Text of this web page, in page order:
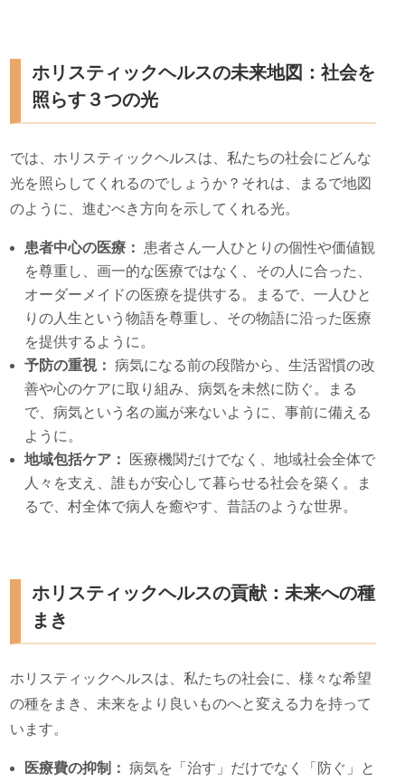
ホリスティックヘルスの未来地図：社会を
照らす３つの光
では、ホリスティックヘルスは、私たちの社会にどんな
光を照らしてくれるのでしょうか？それは、まるで地図
のように、進むべき方向を示してくれる光。
患者中心の医療：
患者さん一人ひとりの個性や価値観
を尊重し、画一的な医療ではなく、その人に合った、
オーダーメイドの医療を提供する。まるで、一人ひと
りの人生という物語を尊重し、その物語に沿った医療
を提供するように。
予防の重視： 病気になる前の段階から、生活習慣の改
善や心のケアに取り組み、病気を未然に防ぐ。まる
で、病気という名の嵐が来ないように、事前に備える
ように。
地域包括ケア：
医療機関だけでなく、地域社会全体で
人々を支え、誰もが安心して暮らせる社会を築く。ま
るで、村全体で病人を癒やす、昔話のような世界。
ホリスティックヘルスの貢献：未来への種
まき
ホリスティックヘルスは、私たちの社会に、様々な希望
の種をまき、未来をより良いものへと変える力を持って
います。
医療費の抑制： 病気を「治す」だけでなく「防ぐ」と